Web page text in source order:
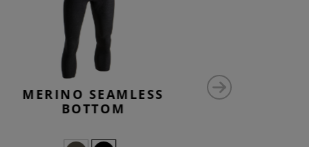
MERINO SEAMLESS
BOTTOM